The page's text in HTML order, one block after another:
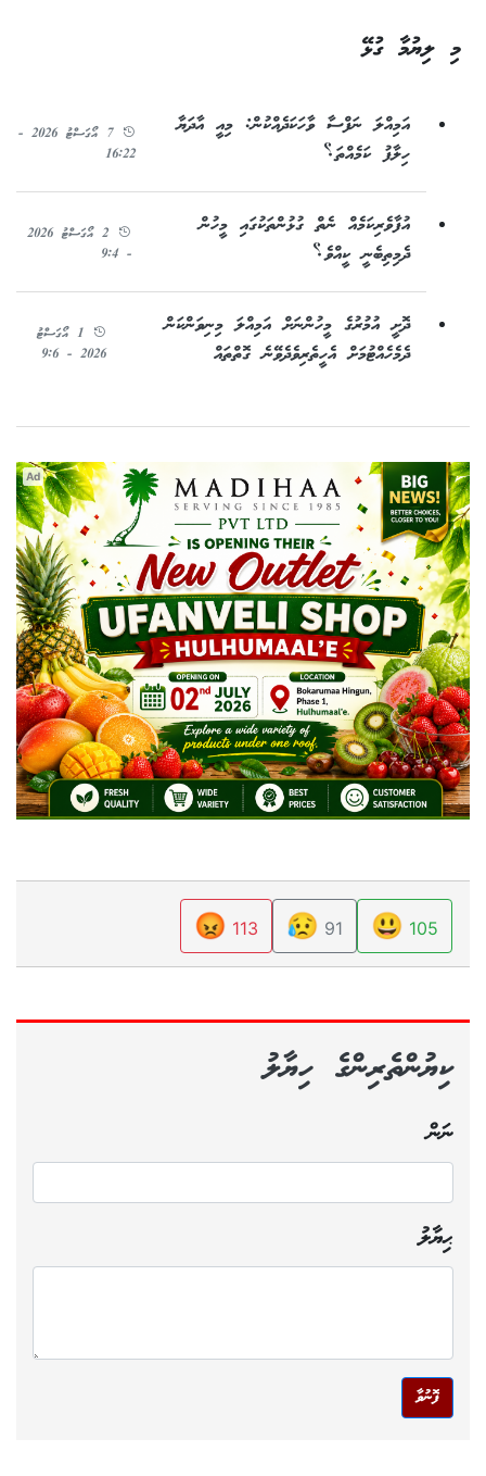
މި ލިޔުމާ ގުޅޭ
އަމިއްލަ ނަފްސާ ވާހަކަދެއްކުން: މިއީ އާދަޔާ
ހިލާފު ކަމެއްތަ؟
7 އޯގަސްޓު 2026 -
16:22
އުފާވެރިކަމެއް ނެތް ގުޅުންތަކުގައި މީހުން
ދެމިތިބެނީ ކީއްވެ؟
2 އޯގަސްޓު 2026
- 9:4
ދޮށީ އުމުރުގެ މީހުންނަށް އަމިއްލަ މިނިވަންކަން
ދެމެހެއްޓުމަށް އެހީތެރިވެދެވޭނެ ގޮތްތައް
1 އޯގަސްޓު
2026 - 9:6
Ad
105
😃
91
😥
113
😡
ކިޔުންތެރިންގެ ހިޔާލު
ނަން
ޙިޔާލު
ފޮނުވާ